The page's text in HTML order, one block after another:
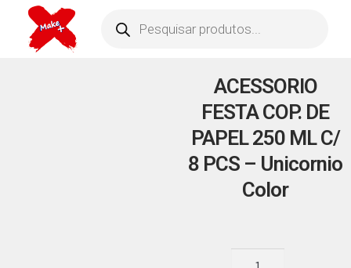
ACESSORIO
FESTA COP. DE
PAPEL 250 ML C/
8 PCS – Unicornio
Color